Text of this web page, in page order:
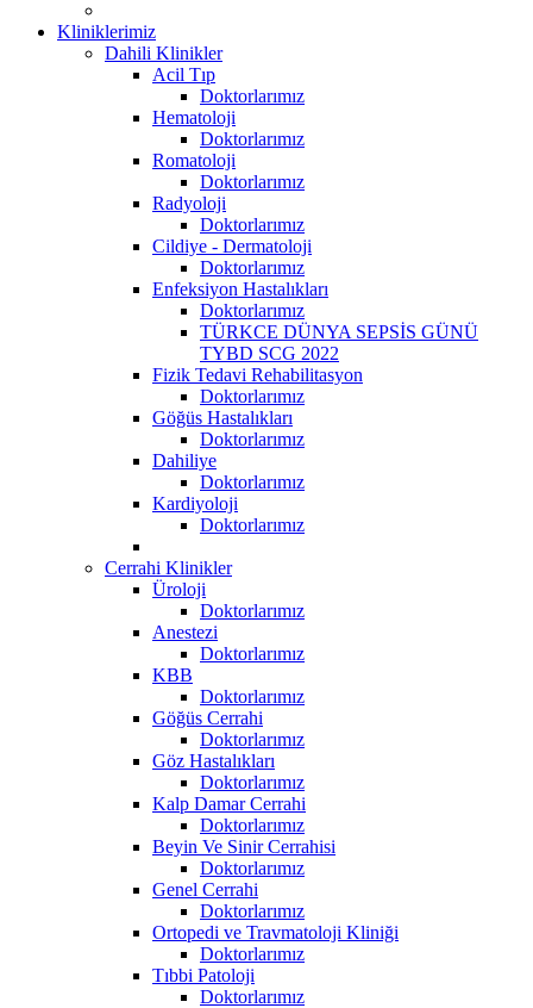
Kliniklerimiz
Dahili Klinikler
Acil Tıp
Doktorlarımız
Hematoloji
Doktorlarımız
Romatoloji
Doktorlarımız
Radyoloji
Doktorlarımız
Cildiye - Dermatoloji
Doktorlarımız
Enfeksiyon Hastalıkları
Doktorlarımız
TÜRKCE DÜNYA SEPSİS GÜNÜ
TYBD SCG 2022
Fizik Tedavi Rehabilitasyon
Doktorlarımız
Göğüs Hastalıkları
Doktorlarımız
Dahiliye
Doktorlarımız
Kardiyoloji
Doktorlarımız
Cerrahi Klinikler
Üroloji
Doktorlarımız
Anestezi
Doktorlarımız
KBB
Doktorlarımız
Göğüs Cerrahi
Doktorlarımız
Göz Hastalıkları
Doktorlarımız
Kalp Damar Cerrahi
Doktorlarımız
Beyin Ve Sinir Cerrahisi
Doktorlarımız
Genel Cerrahi
Doktorlarımız
Ortopedi ve Travmatoloji Kliniği
Doktorlarımız
Tıbbi Patoloji
Doktorlarımız